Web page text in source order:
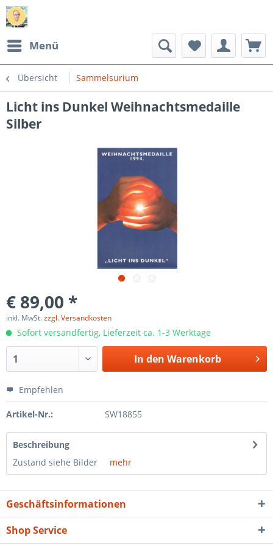
Menü
Übersicht Sammelsurium
Licht ins Dunkel Weihnachtsmedaille
Silber
€ 89,00 *
inkl. MwSt.zzgl. Versandkosten
Sofort versandfertig, Lieferzeit ca. 1-3 Werktage
In den Warenkorb
Empfehlen
Artikel-Nr.: SW18855
Beschreibung
Zustand siehe Bilder mehr
Geschäftsinformationen
Shop Service